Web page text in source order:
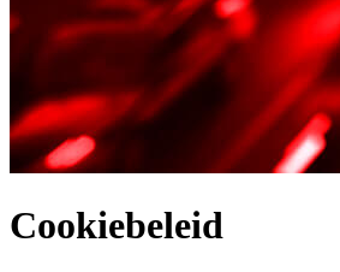
Cookiebeleid